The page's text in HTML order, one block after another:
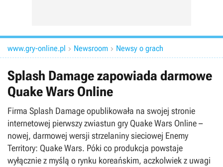
www.gry-online.pl  Newsroom  Newsy o grach
Splash Damage zapowiada darmowe
Quake Wars Online
Firma Splash Damage opublikowała na swojej stronie
internetowej pierwszy zwiastun gry Quake Wars Online –
nowej, darmowej wersji strzelaniny sieciowej Enemy
Territory: Quake Wars. Póki co produkcja powstaje
wyłącznie z myślą o rynku koreańskim, aczkolwiek z uwagi